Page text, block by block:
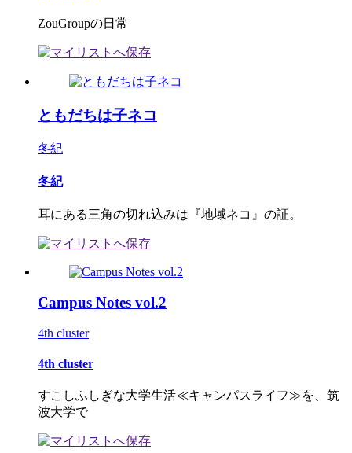
ZouGroupの日常
ともだちは子ネコ
冬紀
冬紀
耳にある三角の切れ込みは『地域ネコ』の証。
Campus Notes vol.2
4th cluster
4th cluster
すこしふしぎな大学生活≪キャンパスライフ≫を、筑
波大学で